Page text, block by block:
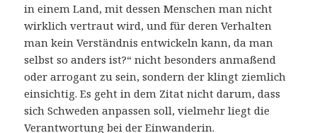
in einem Land, mit dessen Menschen man nicht
wirklich vertraut wird, und für deren Verhalten
man kein Verständnis entwickeln kann, da man
selbst so anders ist?“ nicht besonders anmaßend
oder arrogant zu sein, sondern der klingt ziemlich
einsichtig. Es geht in dem Zitat nicht darum, dass
sich Schweden anpassen soll, vielmehr liegt die
Verantwortung bei der Einwanderin.